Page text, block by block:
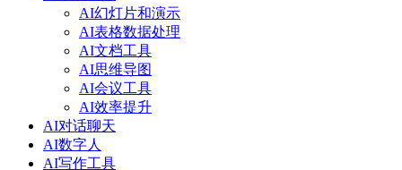
AI幻灯片和演示
AI表格数据处理
AI文档工具
AI思维导图
AI会议工具
AI效率提升
AI对话聊天
AI数字人
AI写作工具